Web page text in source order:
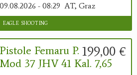
09.08.2026 - 08:29 AT, Graz
eagle shooting
199,00 €
Pistole Femaru P.
Mod 37 JHV 41 Kal. 7,65